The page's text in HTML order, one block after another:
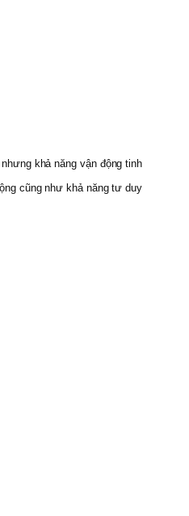
khả năng vận động tinh
cũng như khả năng tư duy